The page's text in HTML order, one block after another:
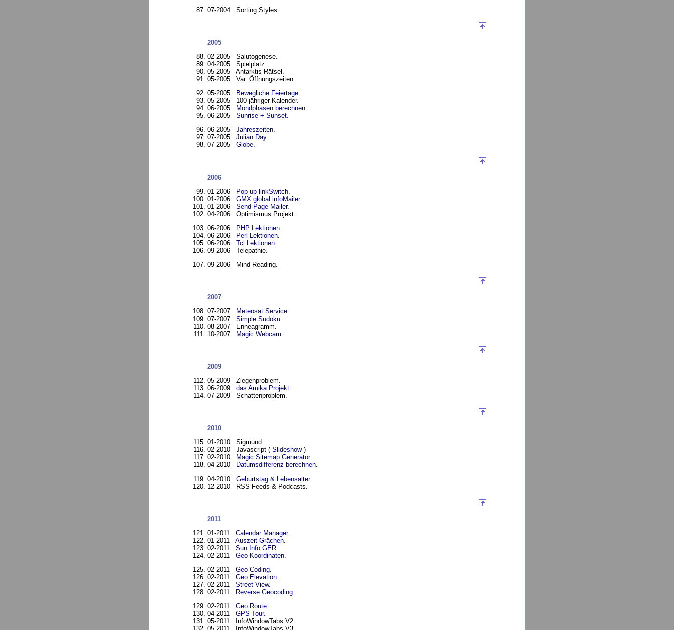
07-2004 Sorting Styles.
2005
02-2005 Salutogenese.
04-2005 Spielplatz.
05-2005 Antarktis-Rätsel.
05-2005 Var. Öffnungszeiten.
05-2005
Bewegliche Feiertage.
05-2005 100-jähriger Kalender.
06-2005
Mondphasen berechnen.
06-2005 Sunrise + Sunset.
06-2005 Jahreszeiten.
07-2005 Julian Day.
07-2005 Globe.
2006
01-2006
Pop-up linkSwitch.
01-2006 GMX global infoMailer.
01-2006 Send Page Mailer.
04-2006 Optimismus Projekt.
06-2006
PHP Lektionen.
06-2006
Perl Lektionen.
06-2006 Tcl Lektionen.
09-2006 Telepathie.
09-2006 Mind Reading.
2007
07-2007
Meteosat Service.
07-2007 Simple Sudoku.
08-2007 Enneagramm.
10-2007
Magic Webcam.
2009
05-2009 Ziegenproblem.
06-2009 das Amika Projekt.
07-2009 Schattenproblem.
2010
01-2010 Sigmund.
02-2010 Javascript ( Slideshow)
02-2010
Magic Sitemap Generator.
04-2010
Datumsdifferenz berechnen.
04-2010 Geburtstag & Lebensalter.
12-2010 RSS Feeds & Podcasts.
2011
01-2011 Calendar Manager.
01-2011 Auszeit Grächen.
02-2011 Sun Info GER.
02-2011 Geo Koordinaten.
02-2011 Geo Coding.
02-2011 Geo Elevation.
02-2011 Street View.
02-2011
Reverse Geocoding.
02-2011 Geo Route.
04-2011 GPS Tour.
05-2011
InfoWindowTabs V2.